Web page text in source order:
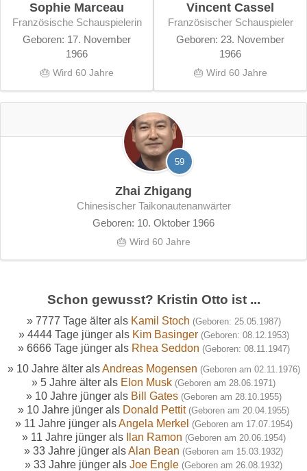
Sophie Marceau
französische Schauspielerin
Geboren: 17. November
1966
🎂 Wird 60 Jahre
Vincent Cassel
französischer Schauspieler
Geboren: 23. November
1966
🎂 Wird 60 Jahre
59
Zhai Zhigang
chinesischer Taikonautenanwärter
Geboren: 10. Oktober 1966
🎂 Wird 60 Jahre
Schon gewusst? Kristin Otto ist ...
» 7777 Tage älter als Kamil Stoch (Geboren: 25.05.1987)
» 4444 Tage jünger als Kim Basinger (Geboren: 08.12.1953)
» 6666 Tage jünger als Rhea Seddon (Geboren: 08.11.1947)
» 10 Jahre älter alsAndreas Mogensen (Geboren am 02.11.1976)
» 5 Jahre älter als Elon Musk (Geboren am 28.06.1971)
» 10 Jahre jünger als Bill Gates (Geboren am 28.10.1955)
» 10 Jahre jünger als Donald Pettit (Geboren am 20.04.1955)
» 11 Jahre jünger alsAngela Merkel (Geboren am 17.07.1954)
» 11 Jahre jünger als Ilan Ramon (Geboren am 20.06.1954)
» 33 Jahre jünger alsAlan Bean (Geboren am 15.03.1932)
» 33 Jahre jünger als Joe Engle (Geboren am 26.08.1932)